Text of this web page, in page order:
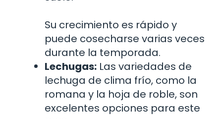
Su crecimiento es rápido y
puede cosecharse varias veces
durante la temporada.
Lechugas: Las variedades de
lechuga de clima frío, como la
romana y la hoja de roble, son
excelentes opciones para este